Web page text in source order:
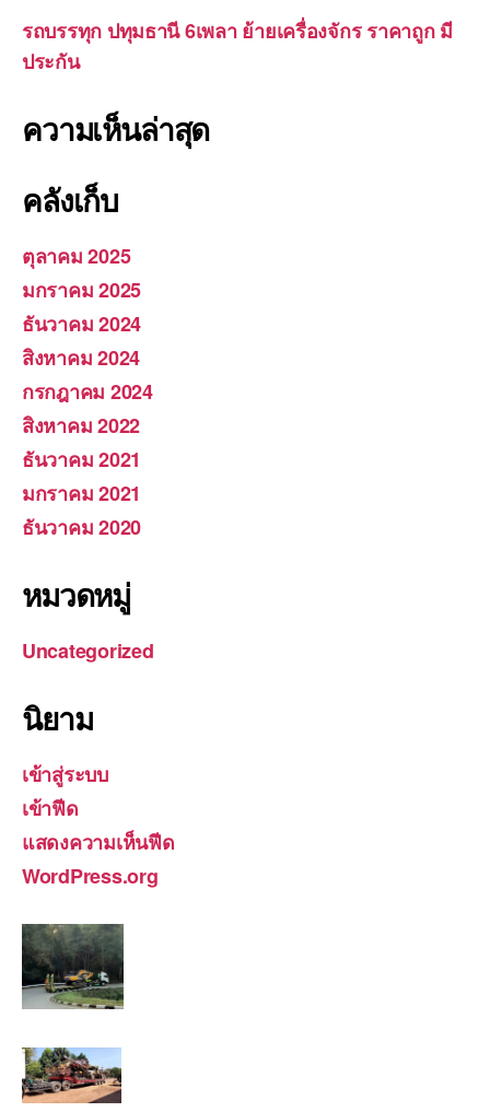
รถบรรทุก ปทุมธานี 6เพลา ย้ายเครื่องจักร ราคาถูก มี
ประกัน
ความเห็นล่าสุด
คลังเก็บ
ตุลาคม 2025
มกราคม 2025
ธันวาคม 2024
สิงหาคม 2024
กรกฎาคม 2024
สิงหาคม 2022
ธันวาคม 2021
มกราคม 2021
ธันวาคม 2020
หมวดหมู่
Uncategorized
นิยาม
เข้าสู่ระบบ
เข้าฟีด
แสดงความเห็นฟีด
WordPress.org